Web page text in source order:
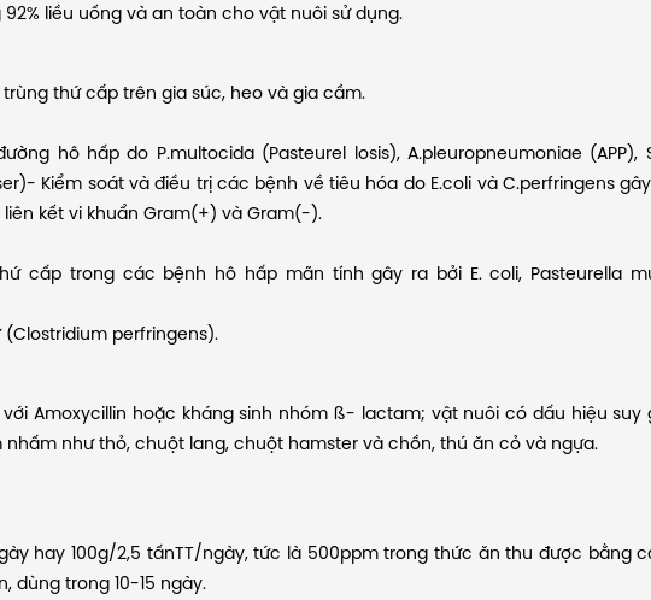
liều uống và an toàn cho vật nuôi sử dụng.
thứ cấp trên gia súc, heo và gia cầm.
hô hấp do P.multocida (Pasteurel losis), A.pleuropneumoniae (APP),
Kiểm soát và điều trị các bệnh về tiêu hóa do E.coli và C.perfringens
kết vi khuẩn Gram(+) và Gram(-).
cấp trong các bệnh hô hấp mãn tính gây ra bởi E. coli, Pasteurella
perfringens).
Amoxycillin hoặc kháng sinh nhóm ß- lactam; vật nuôi có dấu hiệu suy
như thỏ, chuột lang, chuột hamster và chồn, thú ăn cỏ và ngựa.
hay 100g/2,5 tấnTT/ngày, tức là 500ppm trong thức ăn thu được bằng
dùng trong 10-15 ngày.